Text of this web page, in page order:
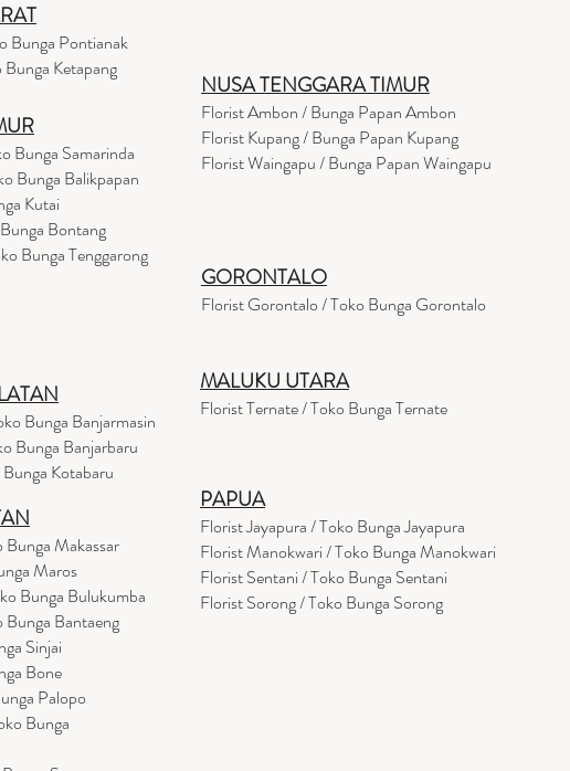
Bunga Pontianak
Ketapang
Bunga Samarinda
Bunga Balikpapan
Kutai
Bontang
Bunga Tenggarong
NUSA TENGGARA TIMUR
Florist Ambon / Bunga Papan Ambon
Florist Kupang / Bunga Papan Kupang
Florist Waingapu / Bunga Papan Waingapu
GORONTALO
Florist Gorontalo / Toko Bunga Gorontalo
Bunga Banjarmasin
Bunga Banjarbaru
Kotabaru
Makassar
Maros
Bunga Bulukumba
Bantaeng
Sinjai
Bone
Palopo
Bunga
MALUKU UTARA
Florist Ternate / Toko Bunga Ternate
PAPUA
Florist Jayapura / Toko Bunga Jayapura
Florist Manokwari / Toko Bunga Manokwari
Florist Sentani / Toko Bunga Sentani
Florist Sorong / Toko Bunga Sorong